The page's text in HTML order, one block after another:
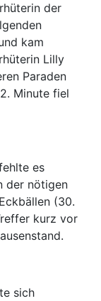
der
kam
Lilly
Paraden
Minute fiel
es
der nötigen
(30.
kurz vor
sich